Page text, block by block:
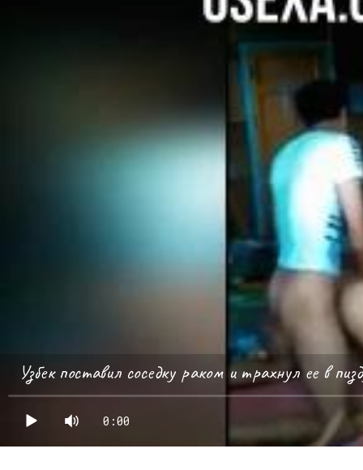
0:00
Узбек поставил соседку раком и трахнул ее в